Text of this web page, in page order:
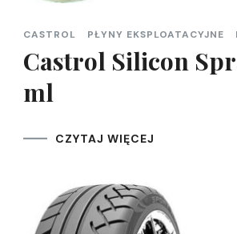
CASTROL PŁYNY EKSPLOATACYJNE
Castrol Silicon
ml
CZYTAJ WIĘCEJ